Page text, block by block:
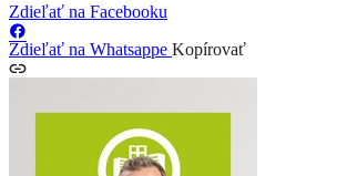
Zdieľať na Facebooku
Zdieľať na Whatsappe Kopírovať